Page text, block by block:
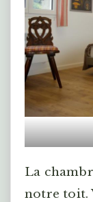
La
notre toit.